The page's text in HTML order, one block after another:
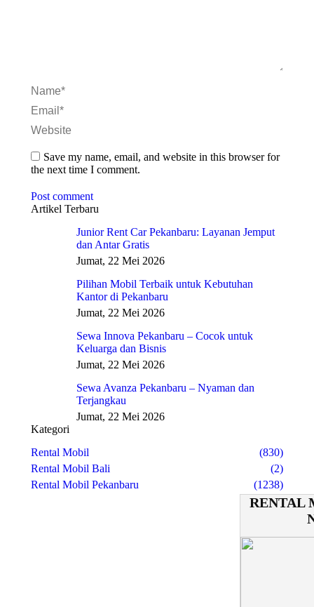
Name *
Email *
Website
Save my name, email, and website in this browser for
the next time I comment.
Post comment
Artikel Terbaru
Junior Rent Car Pekanbaru: Layanan Jemput
dan Antar Gratis
Jumat, 22 Mei 2026
Pilihan Mobil Terbaik untuk Kebutuhan
Kantor di Pekanbaru
Jumat, 22 Mei 2026
Sewa Innova Pekanbaru – Cocok untuk
Keluarga dan Bisnis
Jumat, 22 Mei 2026
Sewa Avanza Pekanbaru – Nyaman dan
Terjangkau
Jumat, 22 Mei 2026
Kategori
Rental Mobil
(830)
Rental Mobil Bali
(2)
Rental Mobil Pekanbaru
(1238)
RENTAL